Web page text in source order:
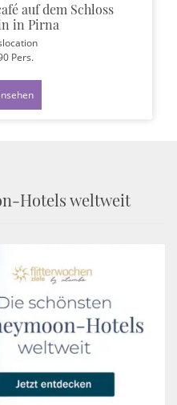
auf dem Schloss
in Pirna
Pers.
Hotels weltweit